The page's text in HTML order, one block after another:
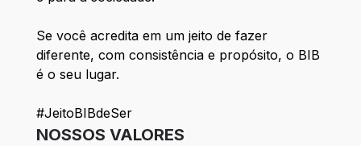
Se você acredita em um jeito de fazer
diferente, com consistência e propósito, o BIB
é o seu lugar.
#JeitoBIBdeSer
NOSSOS VALORES